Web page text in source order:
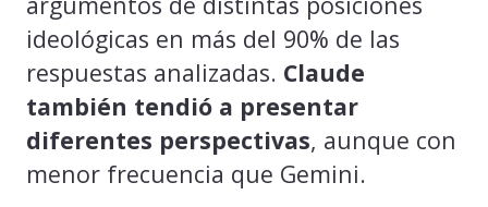
ideológicas en más del 90% de las
respuestas analizadas. Claude
también tendió a presentar
diferentes perspectivas, aunque con
menor frecuencia que Gemini.